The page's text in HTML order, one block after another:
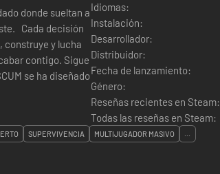
donde sueltan a
Cada decisión
construye y lucha
contigo. Sigue
se ha diseñado
Idiomas:
Instalación:
Desarrollador:
Distribuidor:
Fecha de lanzamiento:
Género:
Reseñas recientes en Steam:
Todas las reseñas en Steam:
SUPERVIVENCIA MULTIJUGADOR MASIVO ...